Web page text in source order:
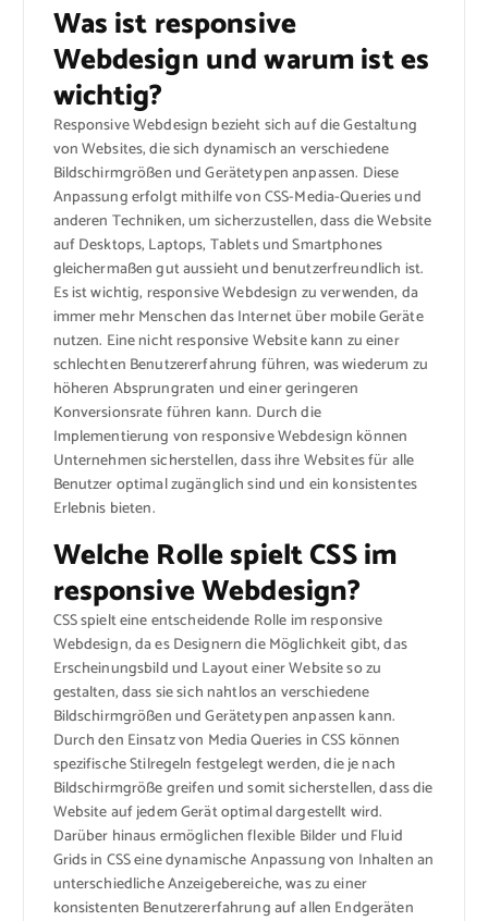
Was ist responsive
Webdesign und warum ist es
wichtig?
Responsive Webdesign bezieht sich auf die Gestaltung
von Websites, die sich dynamisch an verschiedene
Bildschirmgrößen und Gerätetypen anpassen. Diese
Anpassung erfolgt mithilfe von CSS-Media-Queries und
anderen Techniken, um sicherzustellen, dass die Website
auf Desktops, Laptops, Tablets und Smartphones
gleichermaßen gut aussieht und benutzerfreundlich ist.
Es ist wichtig, responsive Webdesign zu verwenden, da
immer mehr Menschen das Internet über mobile Geräte
nutzen. Eine nicht responsive Website kann zu einer
schlechten Benutzererfahrung führen, was wiederum zu
höheren Absprungraten und einer geringeren
Konversionsrate führen kann. Durch die
Implementierung von responsive Webdesign können
Unternehmen sicherstellen, dass ihre Websites für alle
Benutzer optimal zugänglich sind und ein konsistentes
Erlebnis bieten.
Welche Rolle spielt CSS im
responsive Webdesign?
CSS spielt eine entscheidende Rolle im responsive
Webdesign, da es Designern die Möglichkeit gibt, das
Erscheinungsbild und Layout einer Website so zu
gestalten, dass sie sich nahtlos an verschiedene
Bildschirmgrößen und Gerätetypen anpassen kann.
Durch den Einsatz von Media Queries in CSS können
spezifische Stilregeln festgelegt werden, die je nach
Bildschirmgröße greifen und somit sicherstellen, dass die
Website auf jedem Gerät optimal dargestellt wird.
Darüber hinaus ermöglichen flexible Bilder und Fluid
Grids in CSS eine dynamische Anpassung von Inhalten an
unterschiedliche Anzeigebereiche, was zu einer
konsistenten Benutzererfahrung auf allen Endgeräten